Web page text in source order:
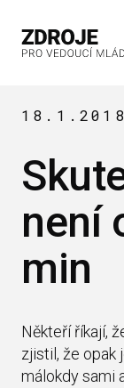
18.1.2018
není
min
Někteří říkají,
zjistil, že opak
málokdy sami